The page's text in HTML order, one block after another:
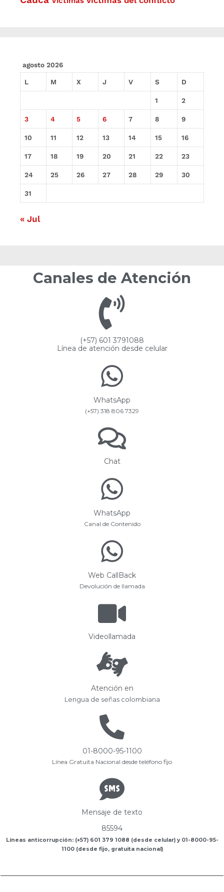
agosto 2026
L M X J V S D
1 2
3 4 5 6 7 8 9
10 11 12 13 14 15 16
17 18 19 20 21 22 23
24 25 26 27 28 29 30
31
« Jul
Canales de Atención
(+57) 601 3791088
Línea de atención desde celular
WhatsApp
(+57) 318 806 7329
Chat
WhatsApp
Canal de Contenido
Web CallBack
Devolución de llamada
Videollamada
Atención en
Lengua de señas colombiana
01-8000-95-1100
Línea Gratuita Nacional desde teléfono fijo
Mensaje de texto
85594
Líneas anticorrupción: (+57) 601 379 1088 (desde celular) y 01-8000-95-
1100 (desde fijo, gratuita nacional)